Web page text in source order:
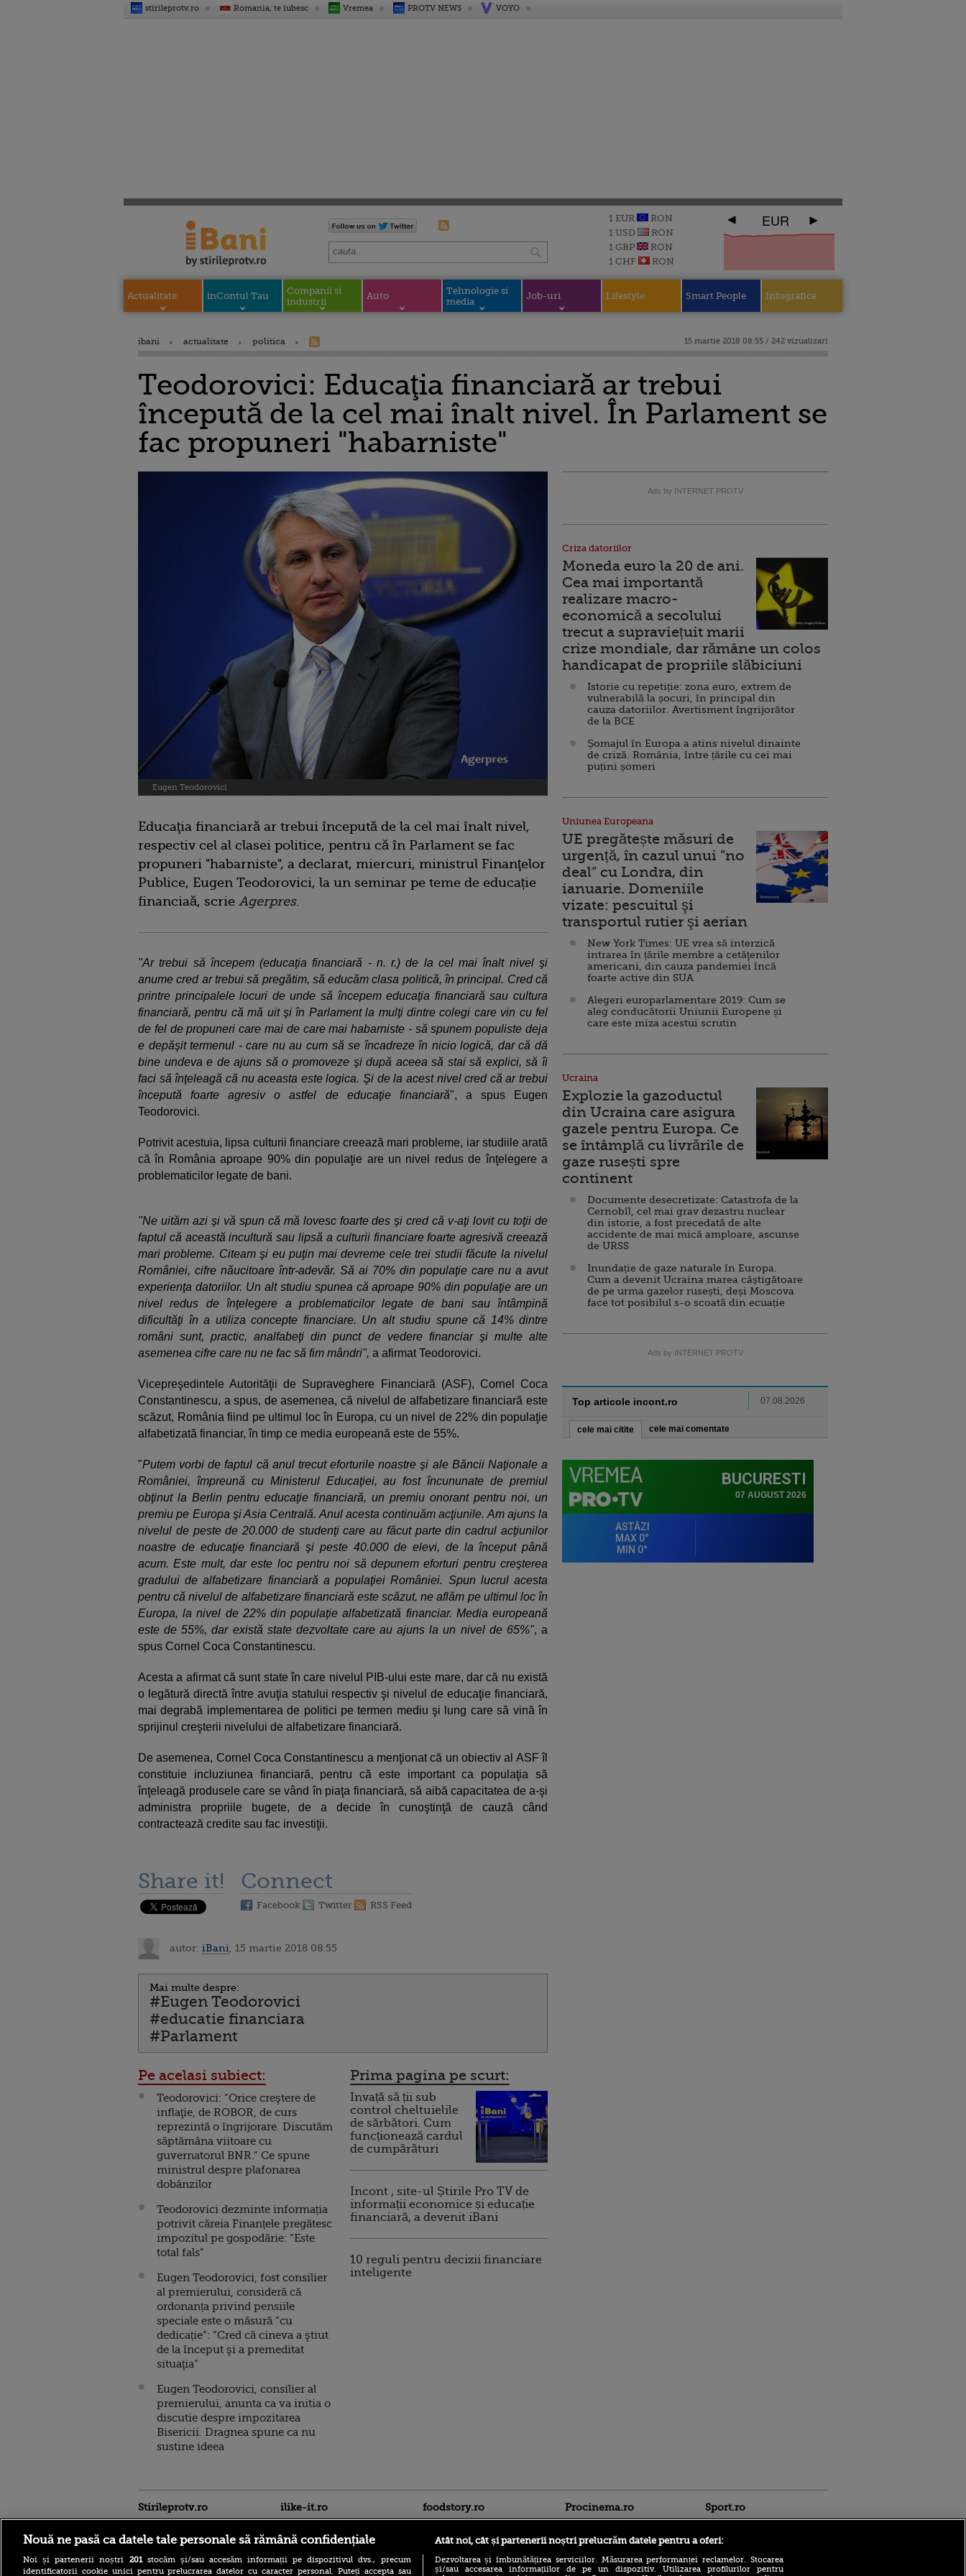
stirileprotv.ro Romania, te iubesc Vremea PROTV NEWS VOYO
1 EUR
RON
1 USD
RON
1 GBP
RON
1 CHF
RON
EUR
Actualitate inContul Tau
Companii si
industrii
Auto
Tehnologie si
media
Job-uri Lifestyle Smart People Infografice
ibani actualitate politica 15 martie 2018 08:55 / 242 vizualizari
Teodorovici: Educaţia financiară ar trebui
începută de la cel mai înalt nivel. În Parlament se
fac propuneri "habarniste"
Eugen Teodorovici
Educaţia financiară ar trebui începută de la cel mai înalt nivel,
respectiv cel al clasei politice, pentru că în Parlament se fac
propuneri "habarniste", a declarat, miercuri, ministrul Finanţelor
Publice, Eugen Teodorovici, la un seminar pe teme de educație
financiaă, scrie Agerpres.
"Ar trebui să începem (educaţia financiară - n. r.) de la cel mai înalt nivel şi
anume cred ar trebui să pregătim, să educăm clasa politică, în principal. Cred că
printre principalele locuri de unde să începem educaţia financiară sau cultura
financiară, pentru că mă uit şi în Parlament la mulţi dintre colegi care vin cu fel
de fel de propuneri care mai de care mai habarniste - să spunem populiste deja
e depăşit termenul - care nu au cum să se încadreze în nicio logică, dar că dă
bine undeva e de ajuns să o promoveze şi după aceea să stai să explici, să îi
faci să înţeleagă că nu aceasta este logica. Şi de la acest nivel cred că ar trebui
începută foarte agresiv o astfel de educaţie financiară", a spus Eugen
Teodorovici.
Potrivit acestuia, lipsa culturii financiare creează mari probleme, iar studiile arată
că în România aproape 90% din populaţie are un nivel redus de înţelegere a
problematicilor legate de bani.
"Ne uităm azi şi vă spun că mă lovesc foarte des şi cred că v-aţi lovit cu toţii de
faptul că această incultură sau lipsă a culturii financiare foarte agresivă creează
mari probleme. Citeam şi eu puţin mai devreme cele trei studii făcute la nivelul
României, cifre năucitoare într-adevăr. Să ai 70% din populaţie care nu a avut
experienţa datoriilor. Un alt studiu spunea că aproape 90% din populaţie are un
nivel redus de înţelegere a problematicilor legate de bani sau întâmpină
dificultăţi în a utiliza concepte financiare. Un alt studiu spune că 14% dintre
români sunt, practic, analfabeţi din punct de vedere financiar şi multe alte
asemenea cifre care nu ne fac să fim mândri", a afirmat Teodorovici.
Vicepreşedintele Autorităţii de Supraveghere Financiară (ASF), Cornel Coca
Constantinescu, a spus, de asemenea, că nivelul de alfabetizare financiară este
scăzut, România fiind pe ultimul loc în Europa, cu un nivel de 22% din populaţie
alfabetizată financiar, în timp ce media europeană este de 55%.
"Putem vorbi de faptul că anul trecut eforturile noastre şi ale Băncii Naţionale a
României, împreună cu Ministerul Educaţiei, au fost încununate de premiul
obţinut la Berlin pentru educaţie financiară, un premiu onorant pentru noi, un
premiu pe Europa şi Asia Centrală. Anul acesta continuăm acţiunile. Am ajuns la
nivelul de peste de 20.000 de studenţi care au făcut parte din cadrul acţiunilor
noastre de educaţie financiară şi peste 40.000 de elevi, de la început până
acum. Este mult, dar este loc pentru noi să depunem eforturi pentru creşterea
gradului de alfabetizare financiară a populaţiei României. Spun lucrul acesta
pentru că nivelul de alfabetizare financiară este scăzut, ne aflăm pe ultimul loc în
Europa, la nivel de 22% din populaţie alfabetizată financiar. Media europeană
este de 55%, dar există state dezvoltate care au ajuns la un nivel de 65%", a
spus Cornel Coca Constantinescu.
Acesta a afirmat că sunt state în care nivelul PIB-ului este mare, dar că nu există
o legătură directă între avuţia statului respectiv şi nivelul de educaţie financiară,
mai degrabă implementarea de politici pe termen mediu şi lung care să vină în
sprijinul creşterii nivelului de alfabetizare financiară.
De asemenea, Cornel Coca Constantinescu a menţionat că un obiectiv al ASF îl
constituie incluziunea financiară, pentru că este important ca populaţia să
înţeleagă produsele care se vând în piaţa financiară, să aibă capacitatea de a-şi
administra propriile bugete, de a decide în cunoştinţă de cauză când
contractează credite sau fac investiţii.
Share it! Connect
Facebook Twitter RSS Feed
autor: iBani , 15 martie 2018 08:55
Mai multe despre:
#Eugen Teodorovici
#educatie financiara
#Parlament
Pe acelasi subiect:
Teodorovici: “Orice creştere de
inflaţie, de ROBOR, de curs
reprezintă o îngrijorare. Discutăm
săptămâna viitoare cu
guvernatorul BNR.” Ce spune
ministrul despre plafonarea
dobânzilor
Teodorovici dezminte informația
potrivit căreia Finanțele pregătesc
impozitul pe gospodărie: “Este
total fals”
Eugen Teodorovici, fost consilier
al premierului, consideră că
ordonanța privind pensiile
speciale este o măsură “cu
dedicație”: “Cred că cineva a ştiut
de la început şi a premeditat
situaţia”
Eugen Teodorovici, consilier al
premierului, anunta ca va initia o
discutie despre impozitarea
Bisericii. Dragnea spune ca nu
sustine ideea
Prima pagina pe scurt:
Invață să ții sub
control cheltuielile
de sărbători. Cum
funcționează cardul
de cumpărături
Incont , site-ul Știrile Pro TV de
informații economice și educație
financiară, a devenit iBani
10 reguli pentru decizii financiare
inteligente
Ads by INTERNET PROTV
Criza datoriilor
Moneda euro la 20 de ani.
Cea mai importantă
realizare macro-
economică a secolului
trecut a supraviețuit marii
crize mondiale, dar rămâne un colos
handicapat de propriile slăbiciuni
Istorie cu repetiție: zona euro, extrem de
vulnerabilă la șocuri, în principal din
cauza datoriilor. Avertisment îngrijorător
de la BCE
Șomajul în Europa a atins nivelul dinainte
de criză. România, între țările cu cei mai
puțini șomeri
Uniunea Europeana
UE pregătește măsuri de
urgență, în cazul unui ”no
deal” cu Londra, din
ianuarie. Domeniile
vizate: pescuitul şi
transportul rutier şi aerian
New York Times: UE vrea să interzică
intrarea în țările membre a cetăţenilor
americani, din cauza pandemiei încă
foarte active din SUA
Alegeri europarlamentare 2019: Cum se
aleg conducătorii Uniunii Europene și
care este miza acestui scrutin
Ucraina
Explozie la gazoductul
din Ucraina care asigura
gazele pentru Europa. Ce
se întâmplă cu livrările de
gaze rusești spre
continent
Documente desecretizate: Catastrofa de la
Cernobîl, cel mai grav dezastru nuclear
din istorie, a fost precedată de alte
accidente de mai mică amploare, ascunse
de URSS
Inundație de gaze naturale în Europa.
Cum a devenit Ucraina marea câștigătoare
de pe urma gazelor rusești, deși Moscova
face tot posibilul s-o scoată din ecuație
Ads by INTERNET PROTV
Top articole incont.ro 07.08.2026
cele mai citite cele mai comentate
Stirileprotv.ro ilike-it.ro foodstory.ro Procinema.ro Sport.ro
Nouă ne pasă ca datele tale personale să rămână confidențiale
Noi și partenerii noștri 201stocăm și/sau accesăm informații pe dispozitivul dvs., precum
identificatorii cookie unici pentru prelucrarea datelor cu caracter personal. Puteți accepta sau
Atât noi, cât și partenerii noștri prelucrăm datele pentru a oferi:
Dezvoltarea și îmbunătățirea serviciilor. Măsurarea performanței reclamelor. Stocarea
și/sau accesarea informațiilor de pe un dispozitiv. Utilizarea profilurilor pentru